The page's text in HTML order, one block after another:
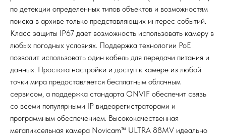
по детекции определенных типов объектов и возможностям
поиска в архиве только представляющих интерес событий.
Класс защиты IР67 дает возможность использовать камеру в
любых погодных условиях. Поддержка технологии РоЕ
позволит использовать один кабель для передачи питания и
данных. Простота настройки и доступ к камере из любой
точки мира предоставляется бес­платным облачным
сервисом, а поддержка стандарта ONVIF обеспечит связь
со всеми популярными IP видеорегистраторами и
программным обеспечением. Высококачественная
мегапиксельная камера Novicam™ ULTRA 88MV идеально